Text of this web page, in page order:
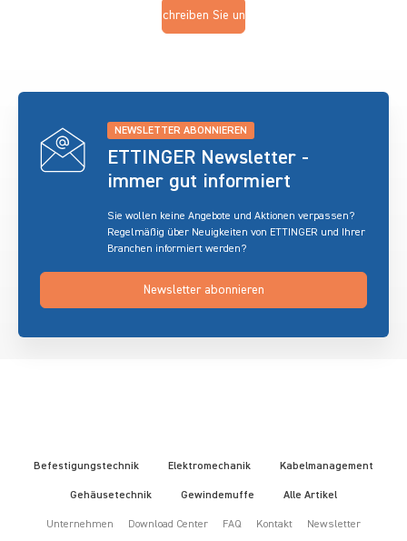
Schreiben Sie uns
NEWSLETTER ABONNIEREN
ETTINGER Newsletter -
immer gut informiert
Sie wollen keine Angebote und Aktionen verpassen?
Regelmäßig über Neuigkeiten von ETTINGER und Ihrer
Branchen informiert werden?
Newsletter abonnieren
Befestigungstechnik Elektromechanik Kabelmanagement
Gehäusetechnik Gewindemuffe Alle Artikel
Unternehmen Download Center FAQ Kontakt Newsletter